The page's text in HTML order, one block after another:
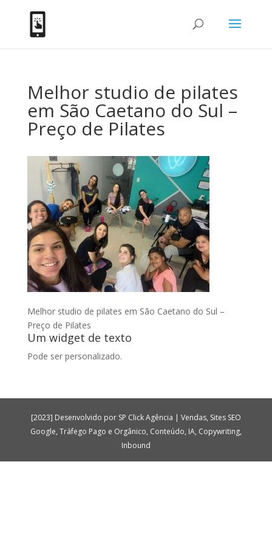
Melhor studio de pilates
em São Caetano do Sul –
Preço de Pilates
Melhor studio de pilates em São Caetano do Sul –
Preço de Pilates
Um widget de texto
Pode ser personalizado.
[2023] Desenvolvido por SP Click Agência | Vendas, Sites SEO
Google, Tráfego Pago e Orgânico, Conteúdo, IA, Copywriting,
Inbound